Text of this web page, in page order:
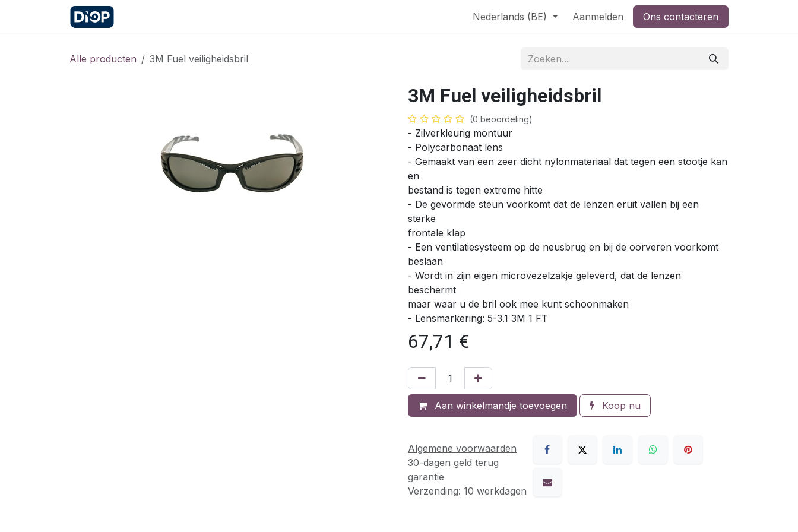
Overslaan naar inhoud
Nederlands (BE) Aanmelden Ons contacteren
Alle producten 3M Fuel veiligheidsbril
3M Fuel veiligheidsbril
(0 beoordeling)
- Zilverkleurig montuur
- Polycarbonaat lens
- Gemaakt van een zeer dicht nylonmateriaal dat tegen een stootje kan
en
bestand is tegen extreme hitte
- De gevormde steun voorkomt dat de lenzen eruit vallen bij een
sterke
frontale klap
- Een ventilatiesysteem op de neusbrug en bij de oorveren voorkomt
beslaan
- Wordt in zijn eigen microvezelzakje geleverd, dat de lenzen
beschermt
maar waar u de bril ook mee kunt schoonmaken
- Lensmarkering: 5-3.1 3M 1 FT
67,71 €
Aan winkelmandje toevoegen Koop nu
Algemene voorwaarden
30-dagen geld terug
garantie
Verzending: 10 werkdagen